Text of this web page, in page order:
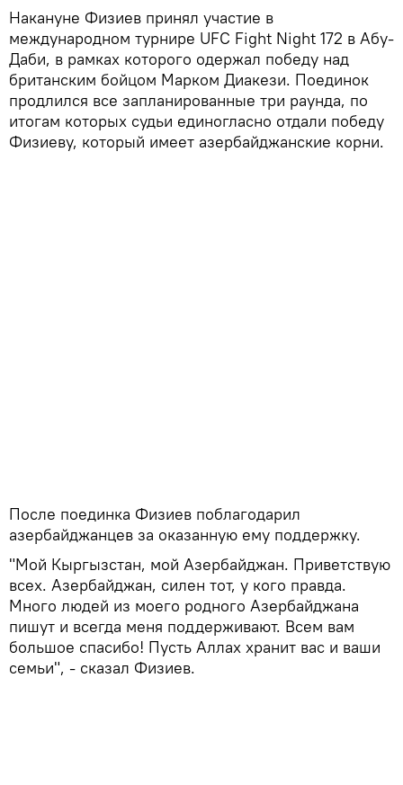
Накануне Физиев принял участие в
международном турнире UFC Fight Night 172 в Абу-
Даби, в рамках которого одержал победу над
британским бойцом Марком Диакези. Поединок
продлился все запланированные три раунда, по
итогам которых судьи единогласно отдали победу
Физиеву, который имеет азербайджанские корни.
После поединка Физиев поблагодарил
азербайджанцев за оказанную ему поддержку.
"Мой Кыргызстан, мой Азербайджан. Приветствую
всех. Азербайджан, силен тот, у кого правда.
Много людей из моего родного Азербайджана
пишут и всегда меня поддерживают. Всем вам
большое спасибо! Пусть Аллах хранит вас и ваши
семьи", - сказал Физиев.